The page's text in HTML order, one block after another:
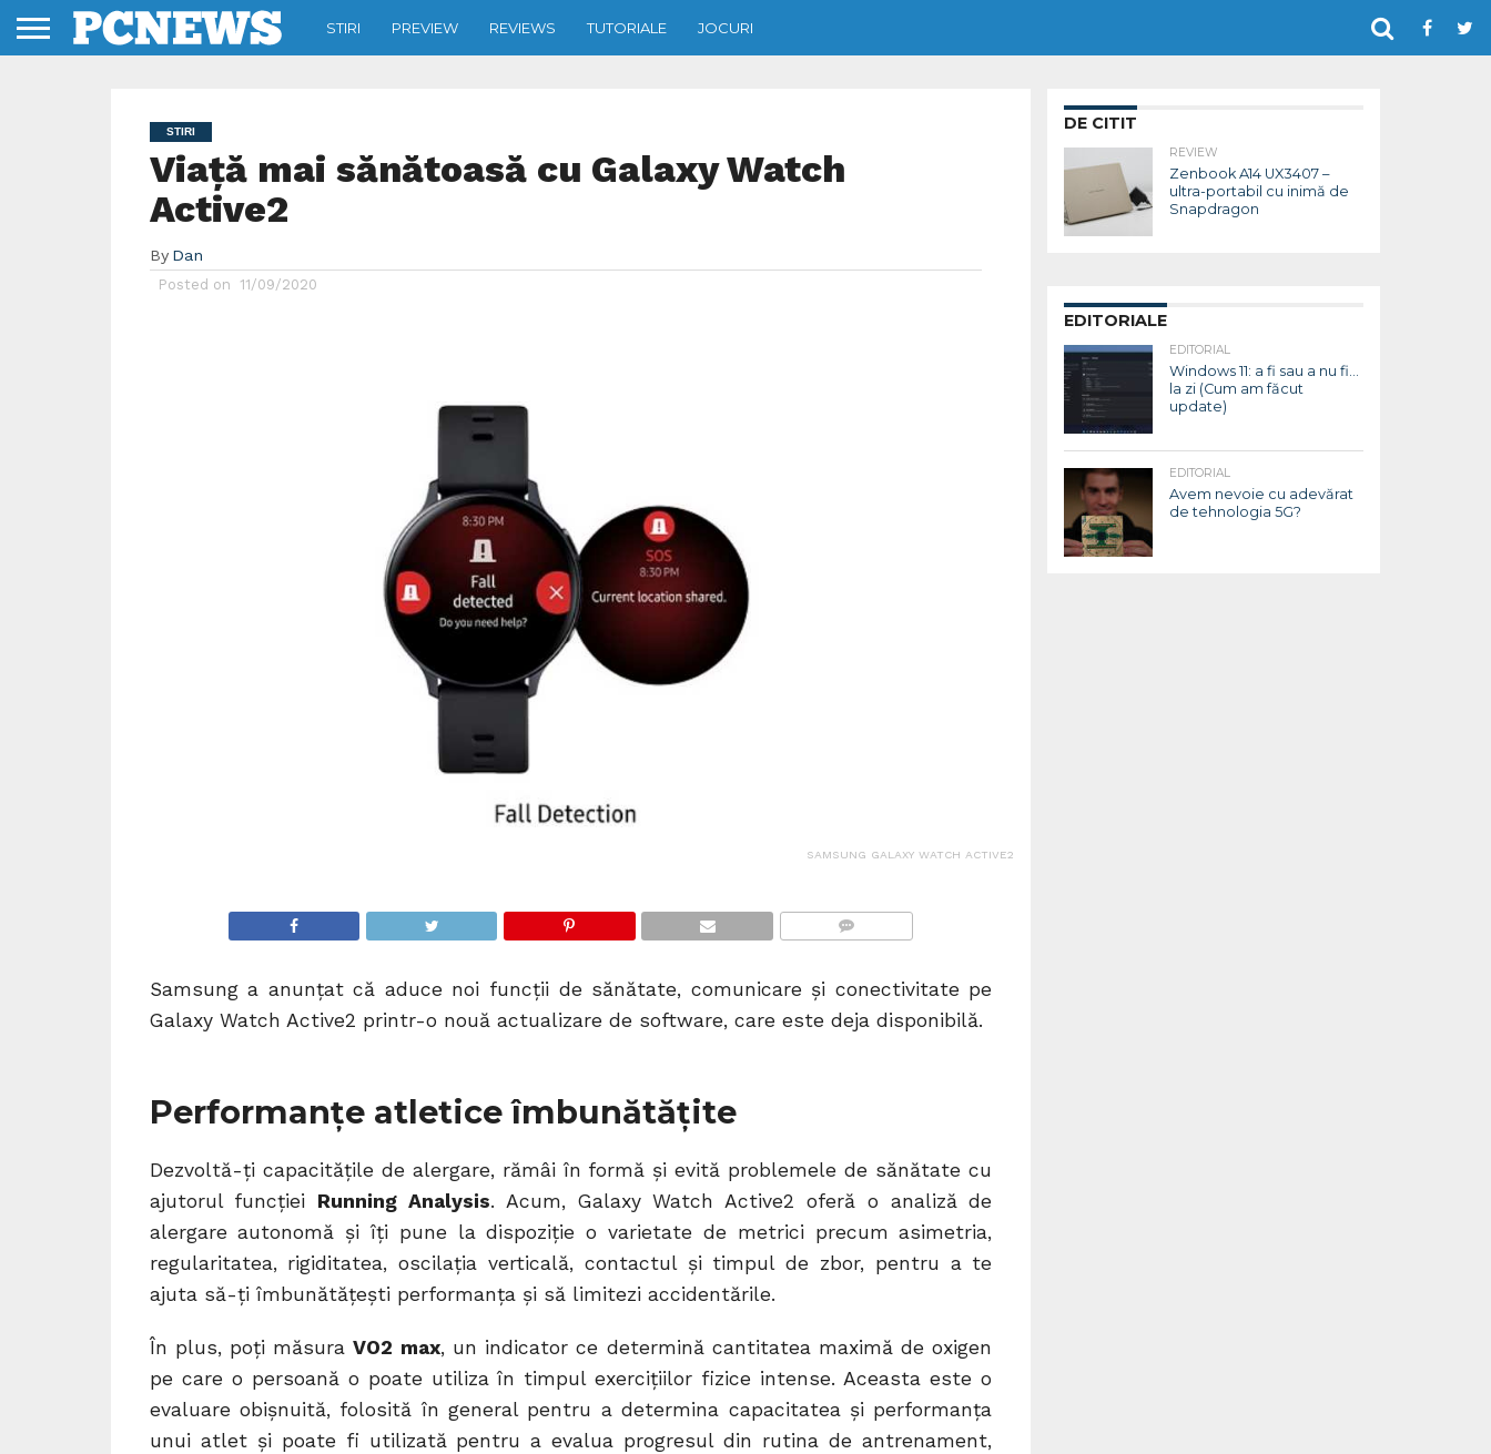
STIRI PREVIEW REVIEWS TUTORIALE JOCURI
STIRI
Viață mai sănătoasă cu Galaxy Watch
Active2
By Dan
Posted on 11/09/2020
SAMSUNG GALAXY WATCH ACTIVE2
Samsung a anunțat că aduce noi funcții de sănătate, comunicare și conectivitate pe
Galaxy Watch Active2 printr-o nouă actualizare de software, care este deja disponibilă.
Performanțe atletice îmbunătățite
Dezvoltă-ți capacitățile de alergare, rămâi în formă și evită problemele de sănătate cu
ajutorul funcției Running Analysis. Acum, Galaxy Watch Active2 oferă o analiză de
alergare autonomă și îți pune la dispoziție o varietate de metrici precum asimetria,
regularitatea, rigiditatea, oscilația verticală, contactul și timpul de zbor, pentru a te
ajuta să-ți îmbunătățești performanța și să limitezi accidentările.
În plus, poți măsuraVO2 max, un indicator ce determină cantitatea maximă de oxigen
pe care o persoană o poate utiliza în timpul exercițiilor fizice intense. Aceasta este o
evaluare obișnuită, folosită în general pentru a determina capacitatea și performanța
unui atlet și poate fi utilizată pentru a evalua progresul din rutina de antrenament,
DE CITIT
REVIEW
Zenbook A14 UX3407 –
ultra-portabil cu inimă de
Snapdragon
EDITORIALE
EDITORIAL
Windows 11: a fi sau a nu fi…
la zi (Cum am făcut
update)
EDITORIAL
Avem nevoie cu adevărat
de tehnologia 5G?